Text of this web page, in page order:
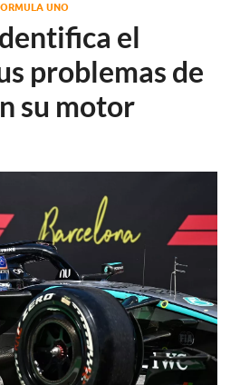
UNO
el
problemas de
su motor